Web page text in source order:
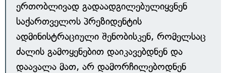
ერთობლივად გადაადგილებულიყვნენ
საქართველოს პრეზიდენტის
ადმინისტრაციული შენობისკენ, რომელსაც
ძალის გამოყენებით დაიკავებდნენ და
დაავალა მათ, არ დამორჩილებოდნენ